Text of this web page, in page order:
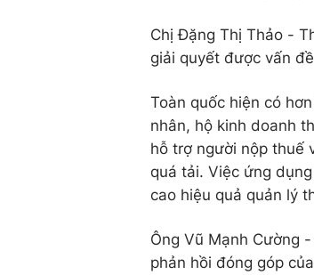
Chị Đặng Thị Thảo -
giải quyết được vấn
Toàn quốc hiện có
nhân, hộ kinh doanh
hỗ trợ người nộp thuế
quá tải. Việc ứng
cao hiệu quả quản lý
Ông Vũ Mạnh Cường
phản hồi đóng góp